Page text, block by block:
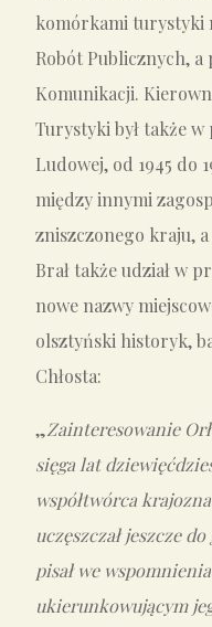
komórkami turystyki
Robót Publicznych,
Komunikacji.
Turystyki był także
Ludowej, od 1945 do
między innymi
zniszczonego kraju, a
Brał także udział w
nowe nazwy
olsztyński historyk,
Chłosta:
„Zainteresowanie
sięga lat
współtwórca
uczęszczał jeszcze
pisał we
ukierunkowującym